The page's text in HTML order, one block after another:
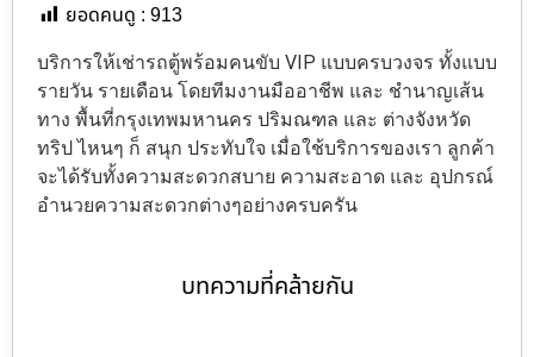
ยอดคนดู : 913
บริการให้เช่ารถตู้พร้อมคนขับ VIP แบบครบวงจร ทั้งแบบ
รายวัน รายเดือน โดยทีมงานมืออาชีพ และ ชำนาญเส้น
ทาง พื้นที่กรุงเทพมหานคร ปริมณฑล และ ต่างจังหวัด
ทริป ไหนๆ ก็ สนุก ประทับใจ เมื่อใช้บริการของเรา ลูกค้า
จะได้รับทั้งความสะดวกสบาย ความสะอาด และ อุปกรณ์
อำนวยความสะดวกต่างๆอย่างครบครัน
บทความที่คล้ายกัน